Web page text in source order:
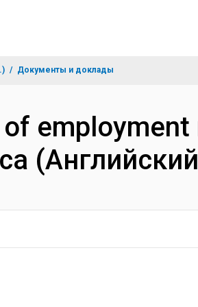
Документы и доклады